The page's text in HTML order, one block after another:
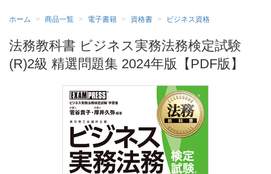
ホーム 商品一覧 電子書籍 資格書 ビジネス資格
法務教科書 ビジネス実務法務検定試験
(R)2級 精選問題集 2024年版【PDF版】